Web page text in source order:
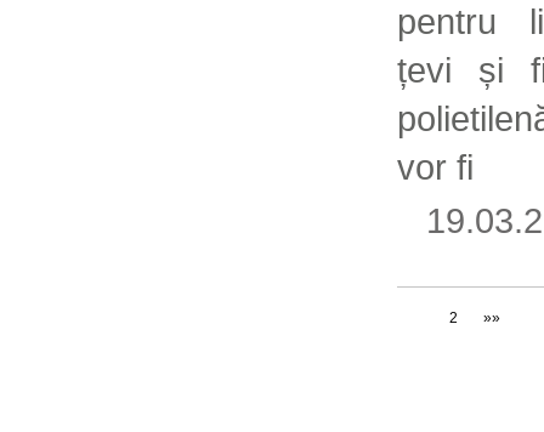
pentru
țevi și
vor fi
2 »»